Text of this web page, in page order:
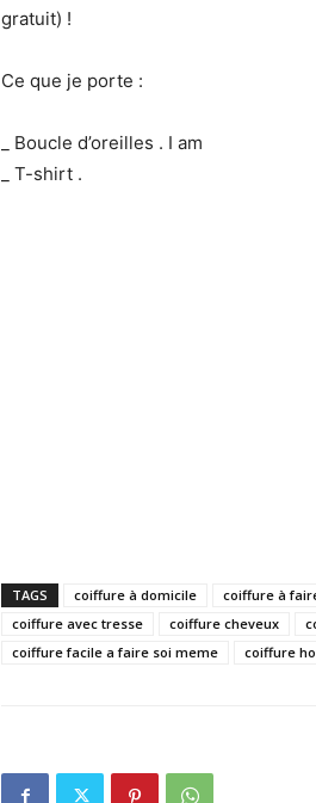
gratuit) !
Ce que je porte :
_ Boucle d’oreilles . I am
_ T-shirt .
TAGS coiffure à domicile coiffure à
coiffure avec tresse
coiffure cheveux
coiffure facile a faire soi meme
coiffure